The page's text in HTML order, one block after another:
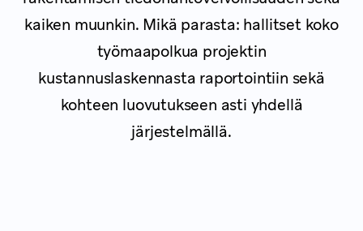
kaiken muunkin. Mikä parasta: hallitset koko
työmaapolkua projektin
kustannuslaskennasta raportointiin sekä
kohteen luovutukseen asti yhdellä
järjestelmällä.